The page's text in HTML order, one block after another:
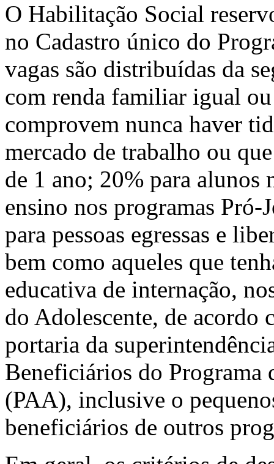
O Habilitação Social
no Cadastro único do
vagas são distribuídas da
com renda familiar igual
comprovem nunca haver
mercado de trabalho ou
de 1 ano; 20% para alunos
ensino nos programas
para pessoas egressas e
bem como aqueles que
educativa de internação,
do Adolescente, de acordo
portaria da
Beneficiários do Programa
(PAA), inclusive o
beneficiários de outros